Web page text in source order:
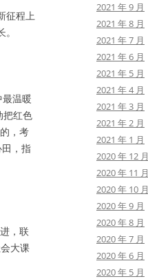
征程上
温暖
把红色
，考
，指
，联
大课
2021 年 9 月
2021 年 8 月
2021 年 7 月
2021 年 6 月
2021 年 5 月
2021 年 4 月
2021 年 3 月
2021 年 2 月
2021 年 1 月
2020 年 12 月
2020 年 11 月
2020 年 10 月
2020 年 9 月
2020 年 8 月
2020 年 7 月
2020 年 6 月
2020 年 5 月